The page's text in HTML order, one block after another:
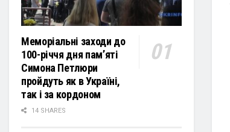
Меморіальні заходи до
100-річчя дня пам’яті
Симона Петлюри
пройдуть як в Україні,
так і за кордоном
14 SHARES